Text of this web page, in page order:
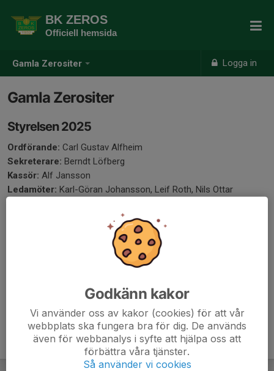
Gamla Zerositer Logga in
BK ZEROS
Officiell hemsida
Gamla Zerositer
Styrelsen 2025
Ordförande: Carl Gustav Alfheim
Sekreterare: Berndt Löfberg
Kassör: Alf Jansson
Ledamöter: Karl-Göran Johansson, Leif Roth, Nils Ottar
Bertil Thorén, Sune Carlsson.
alfheim@telia.comGodkänn kakor
Vi använder oss av kakor (cookies) för att vår
webbplats ska fungera bra för dig. De används
även för webbanalys i syfte att hjälpa oss att
förbättra våra tjänster.
Så använder vi cookies